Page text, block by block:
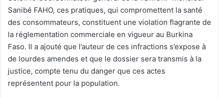
Sanibé FAHO, ces pratiques, qui compromettent la santé
des consommateurs, constituent une violation flagrante de
la réglementation commerciale en vigueur au Burkina
Faso. Il a ajouté que l’auteur de ces infractions s’expose à
de lourdes amendes et que le dossier sera transmis à la
justice, compte tenu du danger que ces actes
représentent pour la population.